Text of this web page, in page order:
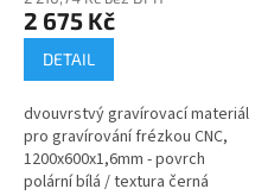
2 675 Kč
DETAIL
dvouvrstvý gravírovací materiál
pro gravírování frézkou CNC,
1200x600x1,6mm - povrch
polární bílá / textura černá